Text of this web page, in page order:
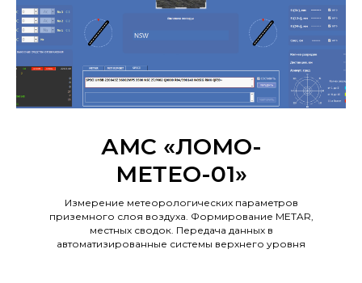
АМС «ЛОМО-
МЕТЕО-01»
Измерение метеорологических параметров
приземного слоя воздуха. Формирование METAR,
местных сводок. Передача данных в
автоматизированные системы верхнего уровня